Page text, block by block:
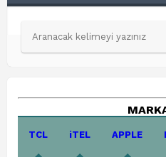
TCL iTEL APPLE